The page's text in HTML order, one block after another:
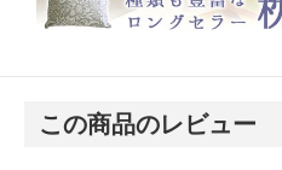
この商品のレビュー